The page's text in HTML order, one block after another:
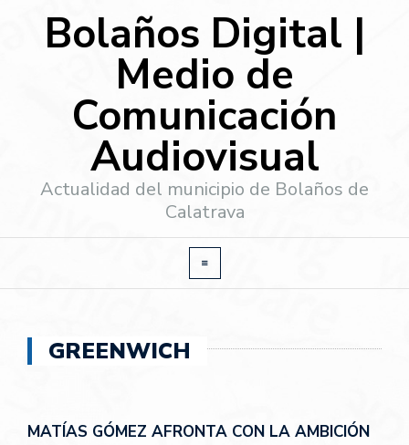
Bolaños Digital |
Medio de
Comunicación
Audiovisual
Actualidad del municipio de Bolaños de
Calatrava
GREENWICH
MATÍAS GÓMEZ AFRONTA CON LA AMBICIÓN